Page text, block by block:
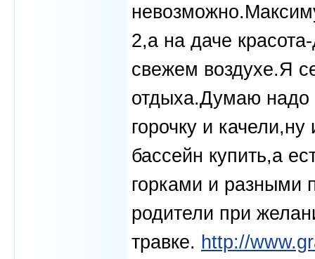
2,а на даче
свежем воздухе.Я
отдыха.Думаю надо
горочку и
бассейн купить,а
горками и разными
родители при
травке. http://